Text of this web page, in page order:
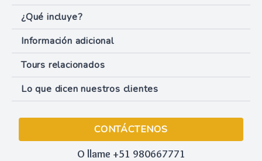
¿Qué incluye?
Información adicional
Tours relacionados
Lo que dicen nuestros clientes
CONTÁCTENOS
O llame +51 980667771